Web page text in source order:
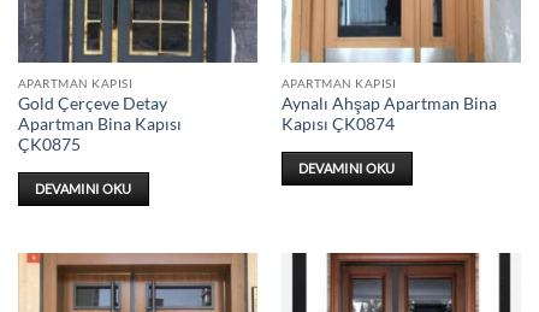
APARTMAN KAPISI
Gold Çerçeve Detay
Apartman Bina Kapısı
ÇK0875
DEVAMINI OKU
APARTMAN KAPISI
Aynalı Ahşap Apartman Bina
Kapısı ÇK0874
DEVAMINI OKU